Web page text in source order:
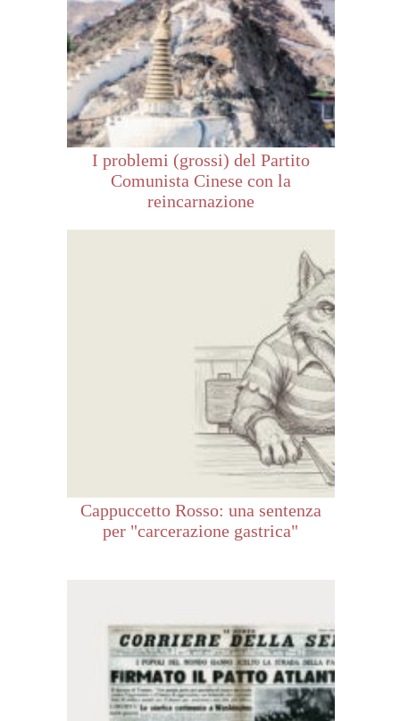
I problemi (grossi) del Partito
Comunista Cinese con la
reincarnazione
Cappuccetto Rosso: una sentenza
per "carcerazione gastrica"